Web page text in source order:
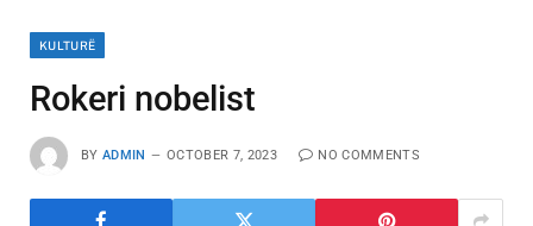
KULTURË
Rokeri nobelist
BY ADMIN OCTOBER 7, 2023 NO COMMENTS